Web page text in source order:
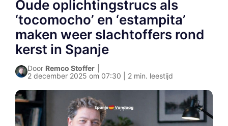
Oude oplichtingstrucs als
‘tocomocho’ en ‘estampita’
maken weer slachtoffers rond
kerst in Spanje
Door Remco Stoffer
2 december 2025 om 07:30 | 2 min. leestijd